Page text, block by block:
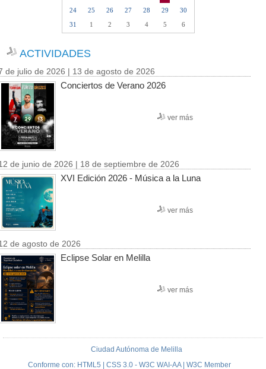
24
25 26 27 28 29
30
31
1 2 3 4 5 6
ACTIVIDADES
de julio de 2026 | 13 de agosto de 2026
Conciertos de Verano 2026
ver más
de junio de 2026 | 18 de septiembre de 2026
XVI Edición 2026 - Música a la Luna
ver más
de agosto de 2026
Eclipse Solar en Melilla
ver más
Ciudad Autónoma de Melilla
Conforme con: HTML5 | CSS 3.0 - W3C WAI-AA | W3C Member